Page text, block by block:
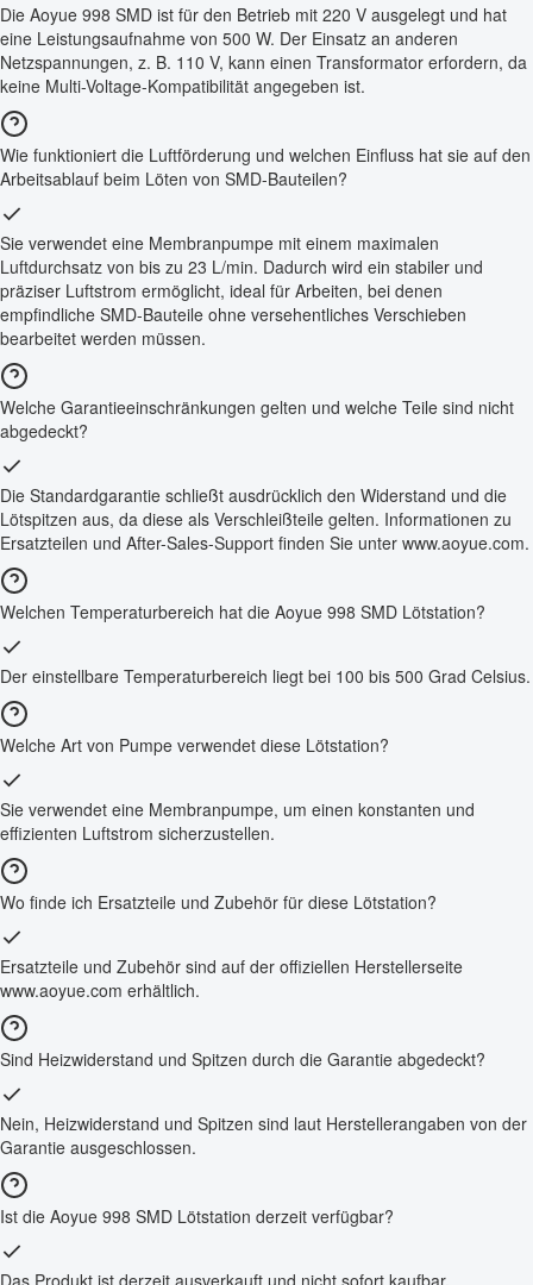
Die Aoyue 998 SMD ist für den Betrieb mit 220 V ausgelegt und hat
eine Leistungsaufnahme von 500 W. Der Einsatz an anderen
Netzspannungen, z. B. 110 V, kann einen Transformator erfordern, da
keine Multi-Voltage-Kompatibilität angegeben ist.
Wie funktioniert die Luftförderung und welchen Einfluss hat sie auf den
Arbeitsablauf beim Löten von SMD-Bauteilen?
Sie verwendet eine Membranpumpe mit einem maximalen
Luftdurchsatz von bis zu 23 L/min. Dadurch wird ein stabiler und
präziser Luftstrom ermöglicht, ideal für Arbeiten, bei denen
empfindliche SMD-Bauteile ohne versehentliches Verschieben
bearbeitet werden müssen.
Welche Garantieeinschränkungen gelten und welche Teile sind nicht
abgedeckt?
Die Standardgarantie schließt ausdrücklich den Widerstand und die
Lötspitzen aus, da diese als Verschleißteile gelten. Informationen zu
Ersatzteilen und After-Sales-Support finden Sie unter www.aoyue.com.
Welchen Temperaturbereich hat die Aoyue 998 SMD Lötstation?
Der einstellbare Temperaturbereich liegt bei 100 bis 500 Grad Celsius.
Welche Art von Pumpe verwendet diese Lötstation?
Sie verwendet eine Membranpumpe, um einen konstanten und
effizienten Luftstrom sicherzustellen.
Wo finde ich Ersatzteile und Zubehör für diese Lötstation?
Ersatzteile und Zubehör sind auf der offiziellen Herstellerseite
www.aoyue.com erhältlich.
Sind Heizwiderstand und Spitzen durch die Garantie abgedeckt?
Nein, Heizwiderstand und Spitzen sind laut Herstellerangaben von der
Garantie ausgeschlossen.
Ist die Aoyue 998 SMD Lötstation derzeit verfügbar?
Das Produkt ist derzeit ausverkauft und nicht sofort kaufbar.